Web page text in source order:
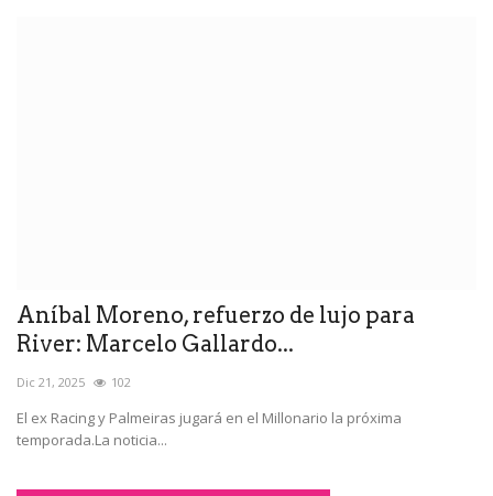
Aníbal Moreno, refuerzo de lujo para
River: Marcelo Gallardo...
Dic 21, 2025 102
El ex Racing y Palmeiras jugará en el Millonario la próxima
temporada.La noticia...